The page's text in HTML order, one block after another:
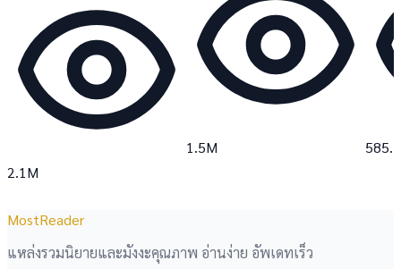
2.1M
1.5M
MostReader
แหล่งรวมนิยายและมังงะคุณภาพ อ่านง่าย อัพเดทเร็ว